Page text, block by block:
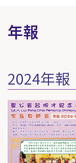
連
結
年報
2024年報